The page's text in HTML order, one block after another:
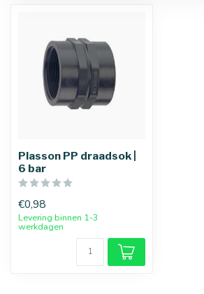
Plasson PP draadsok |
6 bar
€0,98
Levering binnen 1-3
werkdagen